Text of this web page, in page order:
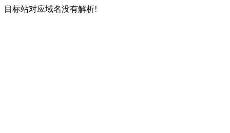
目标站对应域名没有解析!